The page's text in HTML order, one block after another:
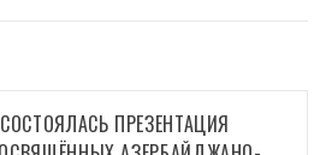
ПРЕЗЕНТАЦИЯ